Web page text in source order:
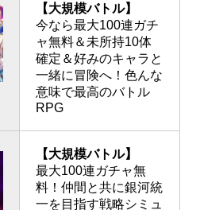
【大規模バトル】
今なら最大100連ガチ
ャ無料＆未所持10体
確定＆好みのキャラと
一緒に冒険へ！色んな
意味で最高のバトル
RPG
【大規模バトル】
最大100連ガチャ無
料！仲間と共に銀河統
一を目指す戦略シミュ